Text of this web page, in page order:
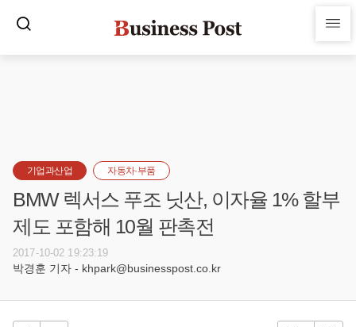
기업과산업 자동차·부품
BMW 렉서스 푸조 닛산, 이자율 1% 할부
제도 포함해 10월 판촉전
2017-10-02 19:23:19
박경훈 기자 - khpark@businesspost.co.kr